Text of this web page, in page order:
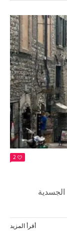
2
الجسدية
أقرأ المزيد